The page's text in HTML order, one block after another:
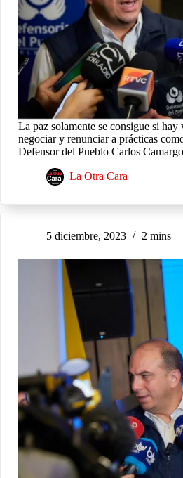
La paz solamente se consigue si hay
negociar y renunciar a prácticas
Defensor del Pueblo Carlos Camargo
La Otra Cara
5 diciembre, 2023 2 mins